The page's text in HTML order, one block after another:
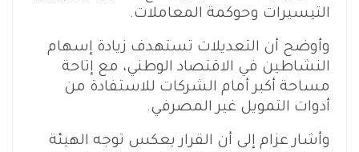
التيسيرات وحوكمة المعاملات.
وأوضح أن التعديلات تستهدف زيادة إسهام
النشاطين في الاقتصاد الوطني، مع إتاحة
مساحة أكبر أمام الشركات للاستفادة من
أدوات التمويل غير المصرفي.
وأشار عزام إلى أن القرار يعكس توجه الهيئة